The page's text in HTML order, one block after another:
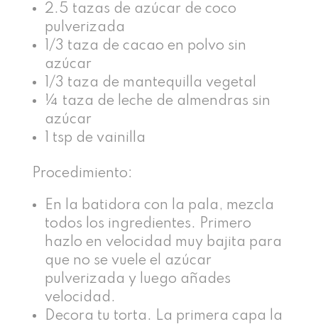
2.5 tazas de azúcar de coco
pulverizada
1/3 taza de cacao en polvo sin
azúcar
1/3 taza de mantequilla vegetal
¼ taza de leche de almendras sin
azúcar
1 tsp de vainilla
Procedimiento:
En la batidora con la pala, mezcla
todos los ingredientes. Primero
hazlo en velocidad muy bajita para
que no se vuele el azúcar
pulverizada y luego añades
velocidad.
Decora tu torta. La primera capa la